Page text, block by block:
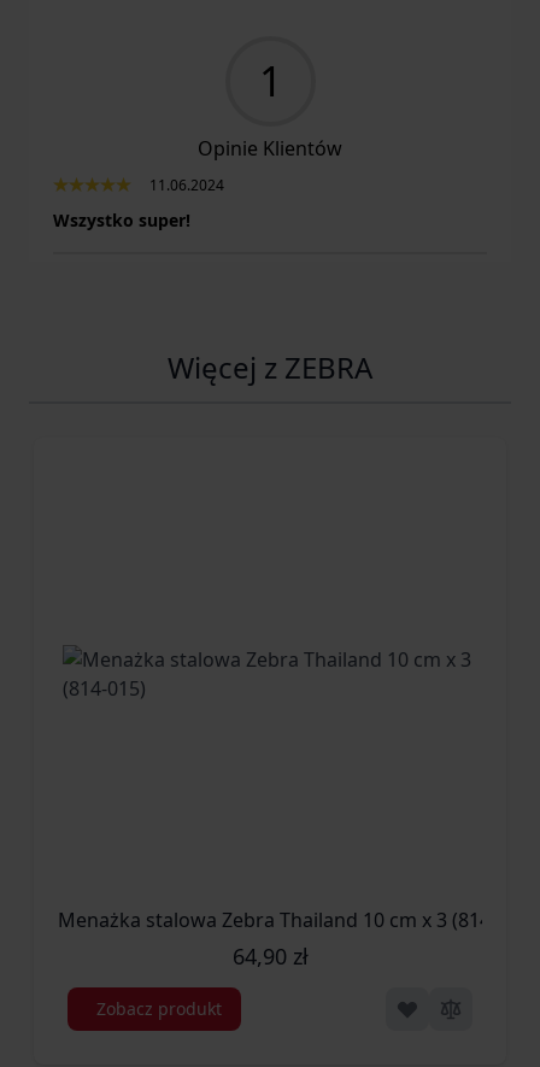
1
Opinie Klientów
11.06.2024
Wszystko super!
Więcej z ZEBRA
Menażka stalowa Zebra Thailand 10 cm x 3 (814-015)
64,90 zł
Zobacz produkt